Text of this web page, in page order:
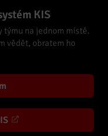
KIS
týmu na jednom místě.
vědět, obratem ho